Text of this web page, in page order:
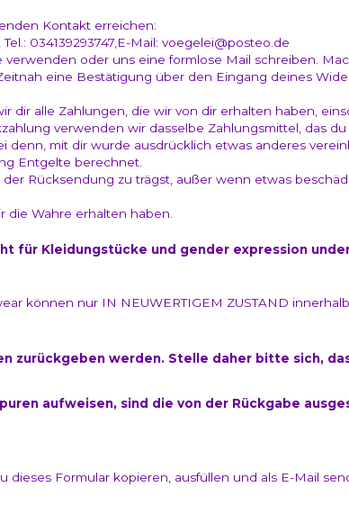
Kontakt erreichen:
034139293747,E-Mail: voegelei@posteo.de
oder uns eine formlose Mail schreiben.
eine Bestätigung über den Eingang deines
dir alle Zahlungen, die wir von dir erhalten haben,
verwenden wir dasselbe Zahlungsmittel, das
denn, mit dir wurde ausdrücklich etwas anderes
Entgelte berechnet.
Rücksendung zu trägst, außer wenn etwas
die Wahre erhalten haben.
für Kleidungstücke und gender expression
können nur IN NEUWERTIGEM ZUSTAND
zurückgeben werden. Stelle daher bitte sich,
aufweisen, sind die von der Rückgabe
dieses Formular kopieren, ausfüllen und als E-Mail